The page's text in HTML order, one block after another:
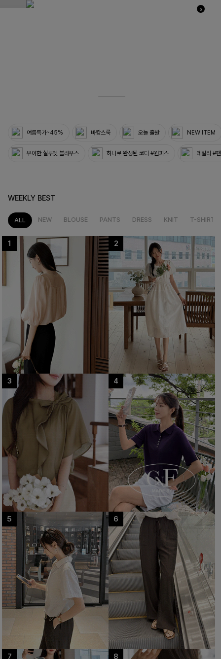
0
여름특가~45% 바캉스룩 오늘 출발 NEW ITEM
우아한 실루엣 블라우스 하나로 완성된 코디 #원피스 데일리 #
WEEKLY BEST
ALL NEW BLOUSE PANTS DRESS KNIT T-SHIRT